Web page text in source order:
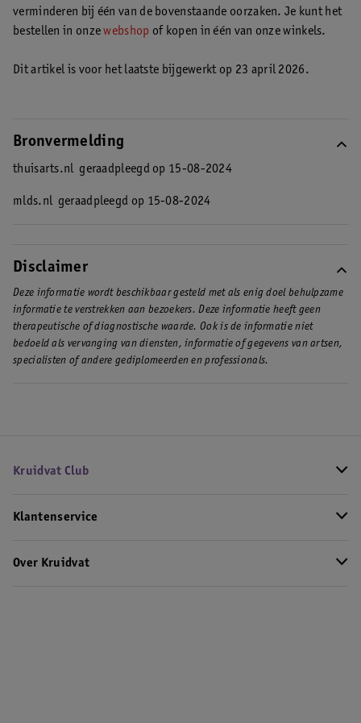
verminderen bij één van de bovenstaande oorzaken. Je kunt het
bestellen in onzewebshop of kopen in één van onze winkels.
Dit artikel is voor het laatste bijgewerkt op 23 april 2026.
Bronvermelding
thuisarts.nl geraadpleegd op 15-08-2024
mlds.nl geraadpleegd op 15-08-2024
Disclaimer
Deze informatie wordt beschikbaar gesteld met als enig doel behulpzame
informatie te verstrekken aan bezoekers. Deze informatie heeft geen
therapeutische of diagnostische waarde. Ook is de informatie niet
bedoeld als vervanging van diensten, informatie of gegevens van artsen,
specialisten of andere gediplomeerden en professionals.
Kruidvat Club
Klantenservice
Over Kruidvat